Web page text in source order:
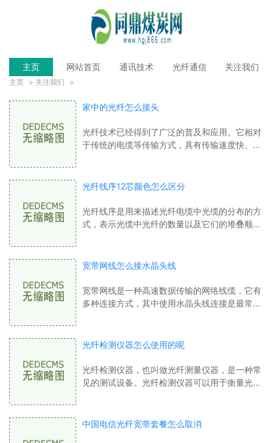
主页 网站首页 通讯技术 光纤通信 关注我们
主页 > 关注我们 >
家中的光纤怎么接头
光纤技术已经得到了广泛的普及和应用。它相对
于传统的电缆等传输方式，具有传输速度快、数
光纤线序12芯颜色怎么区分
光纤线序是用来描述光纤电缆中光缆的分布的方
式，表示光缆中光纤的数量以及它们的堆叠顺序
宽带网线怎么接水晶头线
宽带网线是一种高速数据传输的网络线缆，它有
多种连接方式，其中使用水晶头线连接是最常见
光纤检测仪器怎么使用的呢
光纤检测仪器，也叫做光纤测量仪器，是一种常
见的测试设备。光纤检测仪器可以用于衡量光纤
中国电信光纤宽带套餐怎么取消